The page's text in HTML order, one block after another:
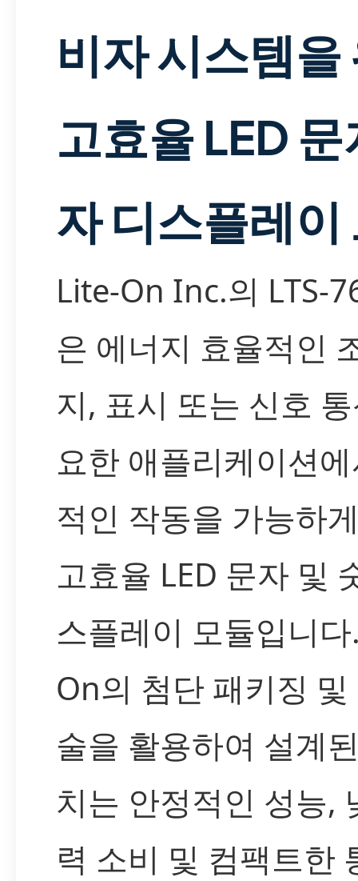
비자 시스템을
고효율 LED
자 디스플레이
Lite-On Inc.의 LTS-
은 에너지 효율적인
지, 표시 또는 신호
요한 애플리케이션
적인 작동을 가능하
고효율 LED 문자 및
스플레이 모듈입니
On의 첨단 패키징
술을 활용하여 설계
치는 안정적인 성능,
력 소비 및 컴팩트한